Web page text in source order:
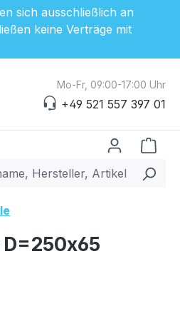
sich ausschließlich an
keine Verträge mit
Mo-Fr, 09:00-17:00 Uhr
+49 521 557 397 01